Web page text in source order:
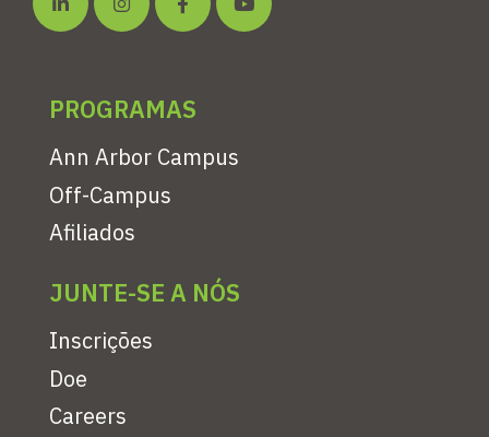
PROGRAMAS
Ann Arbor Campus
Off-Campus
Afiliados
JUNTE-SE A NÓS
Inscrições
Doe
Careers